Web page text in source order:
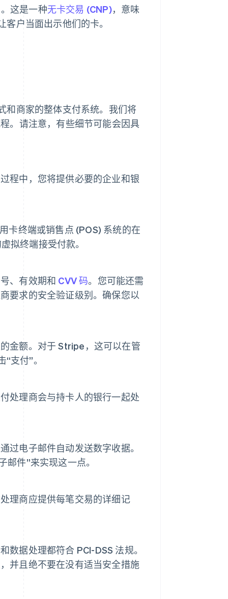
这是一种无卡交易 (CNP)，意味
户当面出示他们的卡。
和商家的整体支付系统。我们将
。请注意，有些细节可能会因具
程中，您将提供必要的企业和银
卡终端或销售点 (POS) 系统的在
拟终端接受付款。
、有效期和 CVV 码。您可能还需
要求的安全验证级别。确保您以
金额。对于 Stripe，这可以在管
支付”。
处理商会与持卡人的银行一起处
过电子邮件自动发送数字收据。
件”来实现这一点。
理商应提供每笔交易的详细记
据处理都符合 PCI-DSS 法规。
并且绝不要在没有适当安全措施